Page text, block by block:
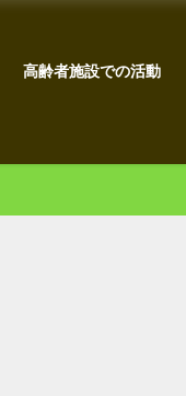
高齢者施設での活動